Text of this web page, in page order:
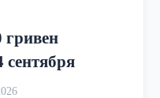
гривен
сентября